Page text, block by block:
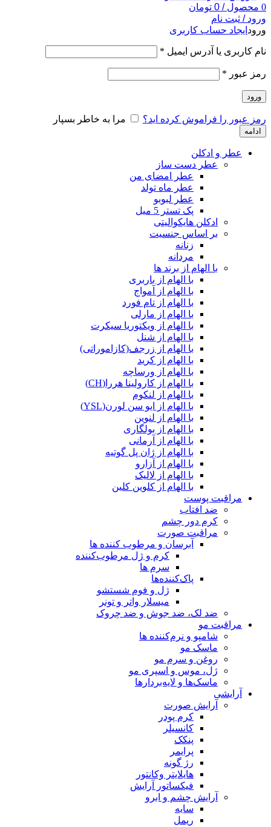
0 محصول /
0 تومان
ورود / ثبت نام
ورود ایجاد حساب کاربری
نام کاربری یا آدرس ایمیل *
رمز عبور *
ورود
رمز عبور را فراموش کرده اید؟ مرا به خاطر بسپار
ادامه
عطر و ادکلن
عطر دست ساز
عطر امضای من
عطر ماه تولد
عطر لبوبو
پک تستر 5 میل
ادکلن هایکوالیتی
بر اساس جنسیت
زنانه
مردانه
با الهام از برند ها
با الهام از باربری
با الهام از آمواج
با الهام از تام فورد
با الهام از مارلی
با الهام از ویکتوریا سیکرت
با الهام از شنل
با الهام از زرجف(کازاموراتی)
با الهام از کرید
با الهام از ورساچه
با الهام از کارولینا هررا(CH)
با الهام از لنکوم
با الهام از ایو سن لورن(YSL)
با الهام از لنوین
با الهام از بولگاری
با الهام از آرمانی
با الهام از ژان پل گوتیه
با الهام از آزارو
با الهام از لالیک
با الهام از کلوین کلین
مراقبت پوست
ضد افتاب
کرم دور چشم
مراقبت صورت
آبرسان و مرطوب کننده ها
کرم و ژل مرطوب‌کننده
سرم ها
پاک‌کننده‌ها
ژل و فوم شستشو
میسلار واتر و تونر
ضد لک، ضد جوش و ضد چروک
مراقبت مو
شامپو و نرم‌کننده ها
ماسک مو
روغن و سرم مو
ژل، موس و اسپری مو
ماسک‌ها و لایه‌بردارها
آرایشی
آرایش صورت
کرم پودر
کانسیلر
پنکک
پرایمر
رژ گونه
هایلایتر وکانتور
فیکساتور آرایش
آرایش چشم و ابرو
سایه
ریمل